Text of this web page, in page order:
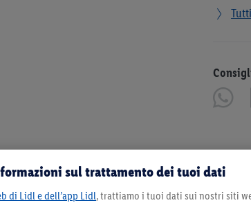
sul trattamento dei tuoi dati
di Lidl e dell’app Lidl, trattiamo i tuoi dati sui nostri siti